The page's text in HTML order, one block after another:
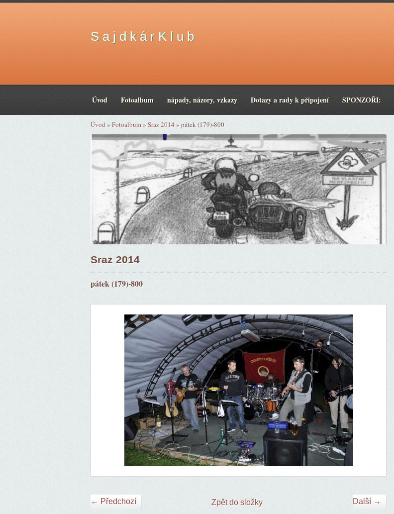
S a j d k á r K l u b
Úvod Fotoalbum nápady, názory, vzkazy Dotazy a rady k připojení SPONZOŘI:
Úvod » Fotoalbum» Sraz 2014» pátek (179)-800
Sraz 2014
pátek (179)-800
← Předchozí Další →
Zpět do složky